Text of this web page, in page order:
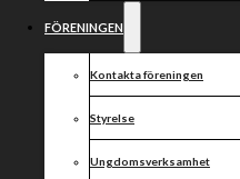
FÖRENINGEN
Kontakta föreningen
Styrelse
Ungdomsverksamhet